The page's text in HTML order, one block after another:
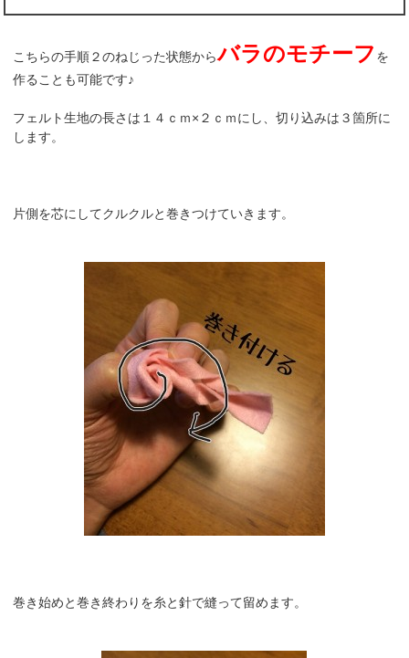
こちらの手順２のねじった状態からバラのモチーフ を
作ることも可能です♪
フェルト生地の長さは１４ｃｍ×２ｃｍにし、切り込みは３箇所に
します。
片側を芯にしてクルクルと巻きつけていきます。
巻き始めと巻き終わりを糸と針で縫って留めます。